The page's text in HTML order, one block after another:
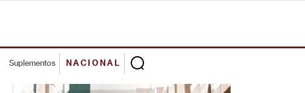
Suplementos NACIONAL